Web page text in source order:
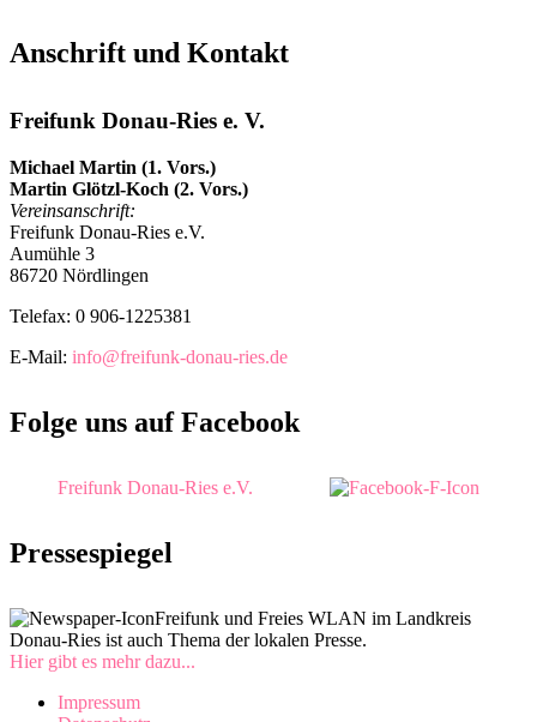
Anschrift und Kontakt
Freifunk Donau-Ries e. V.
Michael Martin (1. Vors.)
Martin Glötzl-Koch (2. Vors.)
Vereinsanschrift:
Freifunk Donau-Ries e.V.
Aumühle 3
86720 Nördlingen
Telefax: 0 906-1225381
E-Mail: info@freifunk-donau-ries.de
Folge uns auf Facebook
Freifunk Donau-Ries e.V.
Pressespiegel
Freifunk und Freies WLAN im Landkreis
Donau-Ries ist auch Thema der lokalen Presse.
Hier gibt es mehr dazu...
Impressum